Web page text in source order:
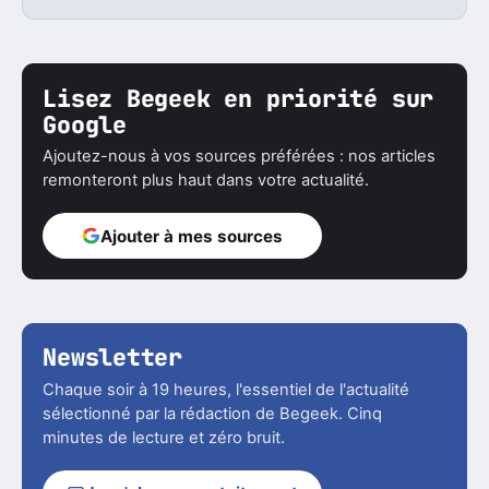
Lisez Begeek en priorité sur
Google
Ajoutez-nous à vos sources préférées : nos articles
remonteront plus haut dans votre actualité.
Ajouter à mes sources
Newsletter
Chaque soir à 19 heures, l'essentiel de l'actualité
sélectionné par la rédaction de Begeek. Cinq
minutes de lecture et zéro bruit.